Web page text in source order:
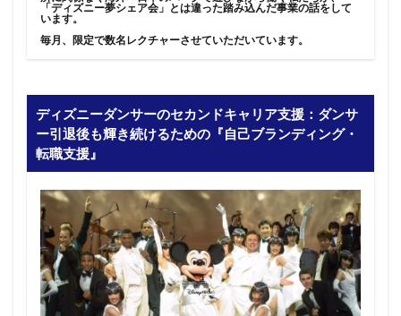
「ディズニー夢シェア会」とは違った踏み込んだ事業の話をして
います。
毎月、限定で数名レクチャーさせていただいています。
ディズニーダンサーのセカンドキャリア支援：ダンサ
ー引退後も輝き続けるための『自己ブランディング・
転職支援』